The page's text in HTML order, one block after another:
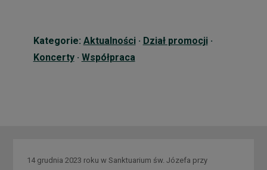
Kategorie: Aktualności· Dział promocji·
Koncerty· Współpraca
14 grudnia 2023 roku w Sanktuarium św. Józefa przy